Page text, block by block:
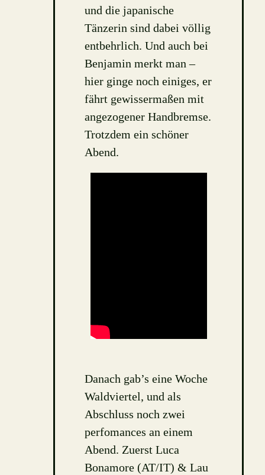
und die japanische
Tänzerin sind dabei völlig
entbehrlich. Und auch bei
Benjamin merkt man –
hier ginge noch einiges, er
fährt gewissermaßen mit
angezogener Handbremse.
Trotzdem ein schöner
Abend.
Danach gab’s eine Woche
Waldviertel, und als
Abschluss noch zwei
perfomances an einem
Abend. Zuerst Luca
Bonamore (AT/IT) & Lau